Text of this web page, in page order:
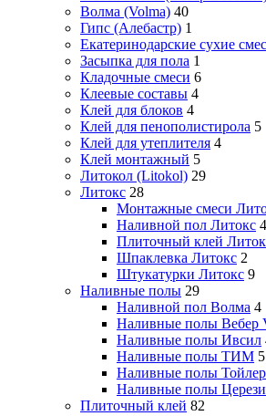
Волма (Volma) 40
Гипс (Алебастр) 1
Екатеринодарские сухие
Засыпка для пола 1
Кладочные смеси 6
Клеевые составы 4
Клей для блоков 4
Клей для пенополистирола 5
Клей для утеплителя 4
Клей монтажный 5
Литокол (Litokol) 29
Литокс 28
Монтажные смеси
Наливной пол Литокс 4
Плиточный клей
Шпаклевка Литокс 2
Штукатурки Литокс 9
Наливные полы 29
Наливной пол Волма 4
Наливные полы Вебер
Наливные полы Ивсил
Наливные полы ТИМ 5
Наливные полы Тойлер
Наливные полы
Плиточный клей 82